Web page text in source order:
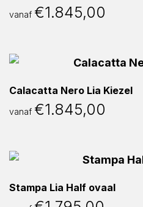
vanaf €1.845,00
Calacatta Nero Lia Kiezel
vanaf €1.845,00
Stampa Lia Half ovaal